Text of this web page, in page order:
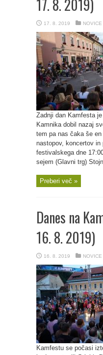
17. 8. 2019)
17. 8. 2019 NOVICE
Zadnji dan Kamfesta
Kamnika dobil nazaj
tem pa nas čaka še
nastopov, koncertov in
festivalskega dne
sejem (Glavni trg)
Preberi več »
Danes na
16. 8. 2019)
16. 8. 2019 NOVICE
Kamfestu se počasi